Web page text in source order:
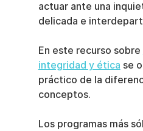
actuar ante una
delicada e
En este recurso sobre
integridad y ética se
práctico de la
conceptos.
Los programas más